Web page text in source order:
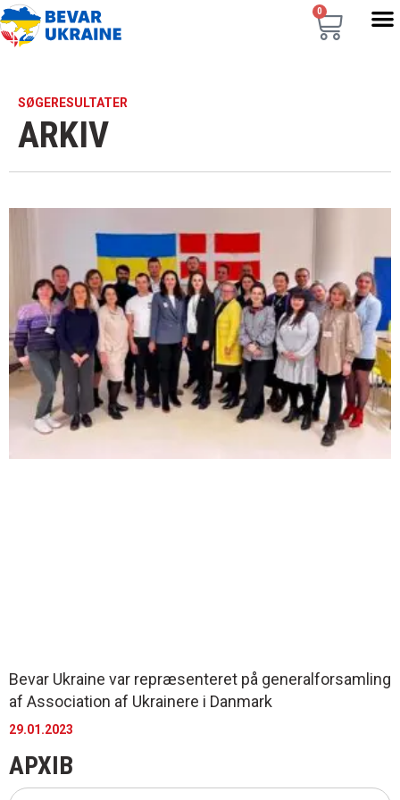
0
SØGERESULTATER
ARKIV
Bevar Ukraine var repræsenteret på generalforsamling
af Association af Ukrainere i Danmark
29.01.2023
АРХІВ